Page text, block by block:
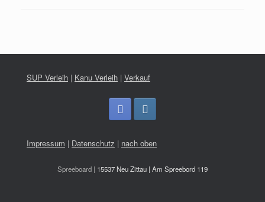
SUP Verleih | Kanu Verleih | Verkauf
Impressum | Datenschutz | nach oben
Spreeboard | 15537 Neu Zittau | Am Spreebord 119